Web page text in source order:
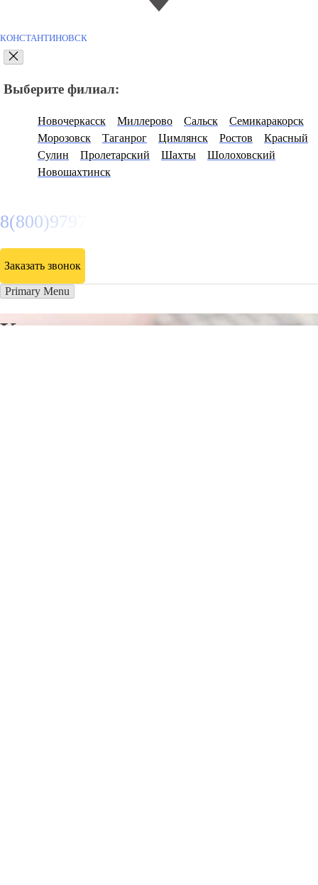
КОНСТАНТИНОВСК
Выберите филиал:
Новочеркасск Миллерово Сальск
Семикаракорск
Морозовск
Таганрог Цимлянск Ростов
Красный
Сулин
Пролетарский Шахты
Шолоховский
Новошахтинск
8(800)9797043
Заказать звонок
Primary Menu
Курсы программирования в